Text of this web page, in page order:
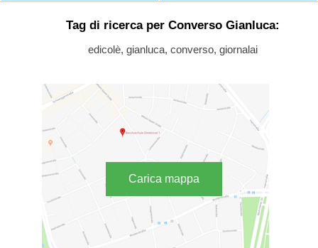
Tag di ricerca per Converso Gianluca:
edicolè, gianluca, converso, giornalai
Carica mappa